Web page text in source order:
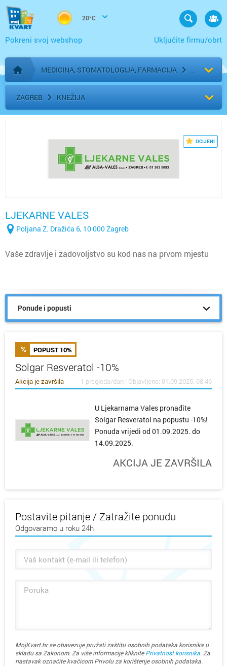
20°C
Uključite firmu/obrt
Pokreni svoj webshop
Početna stranica
MEDICINA, STOMATOLOGIJA, FARMACIJA
ZAGREB KNEŽIJA
OCIJENI
LJEKARNE VALES
Poljana Z. Dražića 6, 10 000 Zagreb
Vaše zdravlje i zadovoljstvo su kod nas na prvom mjestu
Ponude i popusti
POPUST 10%
Solgar Resveratol -10%
Akcija je završila 1 pregleda/dan | Objavljeno: 01.09.2025. 08:46
U Ljekarnama Vales pronađite
Solgar Resveratol na popustu -10%!
Ponuda vrijedi od 01.09.2025. do
14.09.2025.
AKCIJA JE ZAVRŠILA
Postavite pitanje / Zatražite ponudu
Odgovaramo u roku 24h
MojKvart.hr se obavezuje pružati zaštitu osobnih podataka korisnika u
skladu sa Zakonom. Za više informacije kliknitePrivatnost korisnika. Za
nastavak označite kvačicom Privolu za korištenje osobnih podataka.